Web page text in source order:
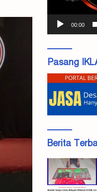
00:00
Pasang
Berita